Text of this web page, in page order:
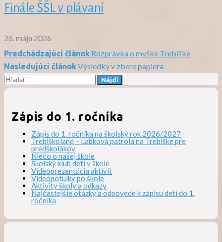
Finále ŠŠL v plávaní
26. mája 2026
Navigácia
v
článku
Predchádzajúci článok Rozprávka o myške Trebiške
Nasledujúci článokVýsledky v zbere papiera
Hľadať:
Zápis do 1. ročníka
Zápis do 1. ročníka na školský rok 2026/2027
Trebiškoland – Labková patrola na Trebiške pre
predškolákov
Niečo o našej škole
Školský klub detí v škole
Videoprezentácia aktivít
Videopotulky po škole
Aktivity školy a odkazy
Najčastejšie otázky a odpovede k zápisu detí do 1.
ročníka